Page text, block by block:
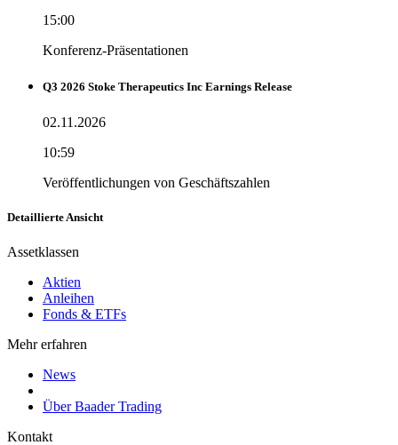
15:00
Konferenz-Präsentationen
Q3 2026 Stoke Therapeutics Inc Earnings Release
02.11.2026
10:59
Veröffentlichungen von Geschäftszahlen
Detaillierte Ansicht
Assetklassen
Aktien
Anleihen
Fonds & ETFs
Mehr erfahren
News
Über Baader Trading
Kontakt